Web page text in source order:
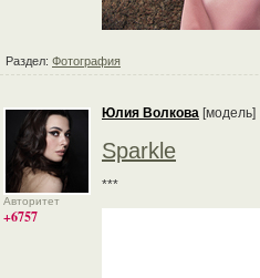
Раздел: Фотография
Авторитет
+6757
Юлия Волкова [модель]
Sparkle
***